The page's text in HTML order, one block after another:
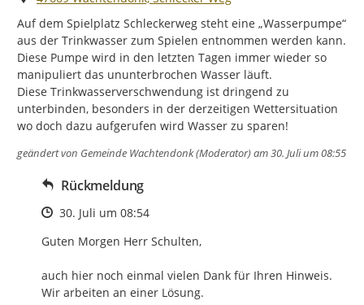
Auf dem Spielplatz Schleckerweg steht eine „Wasserpumpe“
aus der Trinkwasser zum Spielen entnommen werden kann.
Diese Pumpe wird in den letzten Tagen immer wieder so
manipuliert das ununterbrochen Wasser läuft.
Diese Trinkwasserverschwendung ist dringend zu
unterbinden, besonders in der derzeitigen Wettersituation
wo doch dazu aufgerufen wird Wasser zu sparen!
geändert von Gemeinde Wachtendonk (Moderator)am 30. Juli um 08:55
Rückmeldung
Zeitpunkt des Erstellens
30. Juli um 08:54
Guten Morgen Herr Schulten,
auch hier noch einmal vielen Dank für Ihren Hinweis.
Wir arbeiten an einer Lösung.